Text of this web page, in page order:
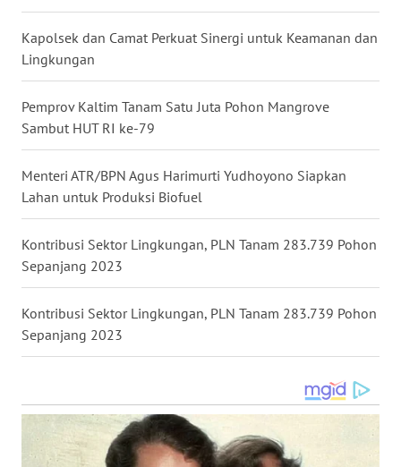
Kapolsek dan Camat Perkuat Sinergi untuk Keamanan dan
Lingkungan
Pemprov Kaltim Tanam Satu Juta Pohon Mangrove
Sambut HUT RI ke-79
Menteri ATR/BPN Agus Harimurti Yudhoyono Siapkan
Lahan untuk Produksi Biofuel
Kontribusi Sektor Lingkungan, PLN Tanam 283.739 Pohon
Sepanjang 2023
Kontribusi Sektor Lingkungan, PLN Tanam 283.739 Pohon
Sepanjang 2023
WN
KALTARA
WN
KALSEL
WN
KALTIM
WN
SULSEL
WN
WN
MALUKU